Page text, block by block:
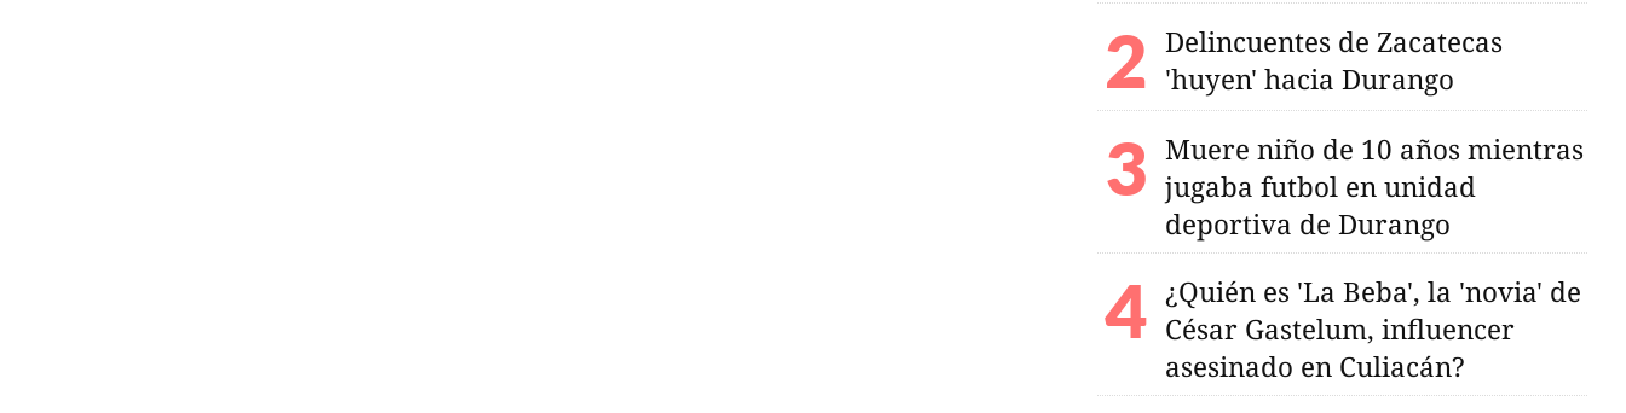
Delincuentes de Zacatecas
'huyen' hacia Durango
Muere niño de 10 años mientras
jugaba futbol en unidad
deportiva de Durango
¿Quién es 'La Beba', la 'novia' de
César Gastelum, influencer
asesinado en Culiacán?